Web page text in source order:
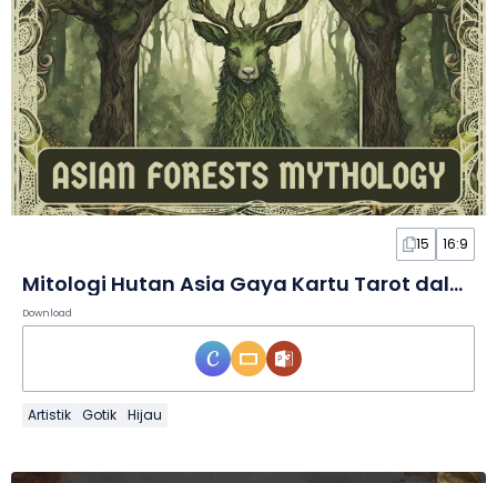
15 16:9
Mitologi Hutan Asia Gaya Kartu Tarot dalam Slide
Download
Artistik Gotik Hijau